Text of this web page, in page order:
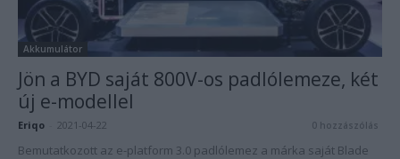
Akkumulátor
Jön a BYD saját 800V-os padlólemeze, két
új e-modellel
Eriqo 2021-04-22 0 hozzászólás
Bemutatkozott az e-platform 3.0 padlólemez a márka saját Blade